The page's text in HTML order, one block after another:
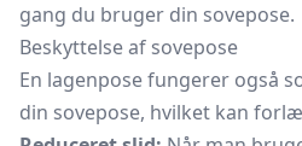
gang du bruger din sovepose.
Beskyttelse af sovepose
En lagenpose fungerer også
din sovepose, hvilket kan